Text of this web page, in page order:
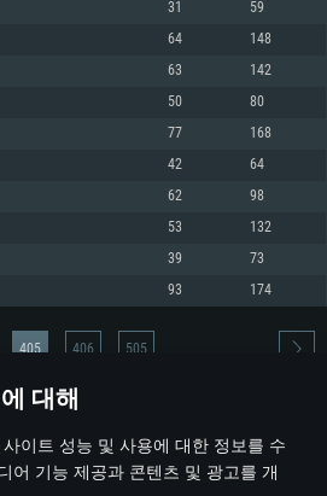
대해
이트 성능 및 사용에 대한 정보를 수
어 기능 제공과 콘텐츠 및 광고를 개
원하는 AMD Radeon 77XX / NVIDIA
도: 720p
라이언트)
원하는 Nvidia GeForce 1060, 또는 AMD RX
라이언트)
Iris Pro 5200 (Mac), 혹은 이와 비슷한 성
최소 해상도: 720p
라이언트)
Vega II 이상
라이언트)
, 최신 그래픽 드라이버를 지원하는 NVIDIA
의 성능을 가지며 최신 그래픽 드라이버를 지
양 지원 해상도 720p)
라이언트)
, 최신 그래픽 드라이버를 지원하는 NVIDIA
의 성능을 가지며 최신 그래픽 드라이버를
만; 최소사양 지원 해상도 720p) 이상
라이언트)
31 59
64 148
63 142
50 80
77 168
42 64
62 98
53 132
39 73
93 174
405 406 505